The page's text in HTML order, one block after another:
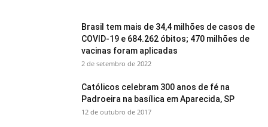
Brasil tem mais de 34,4 milhões de casos de
COVID-19 e 684.262 óbitos; 470 milhões de
vacinas foram aplicadas
2 de setembro de 2022
Católicos celebram 300 anos de fé na
Padroeira na basílica em Aparecida, SP
12 de outubro de 2017